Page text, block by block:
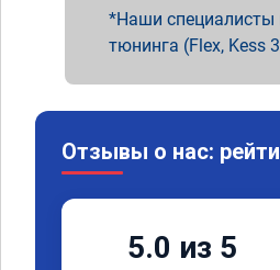
Наши специалисты
тюнинга (Flex, Kess
Отзывы о нас:
5.0 из 5